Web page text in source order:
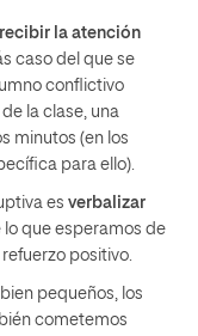
la atención
caso del que se
conflictivo
la clase, una
minutos (en los
para ello).
es verbalizar
lo que esperamos de
positivo.
bien pequeños, los
cometemos